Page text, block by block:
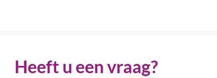
Heeft u een vraag?